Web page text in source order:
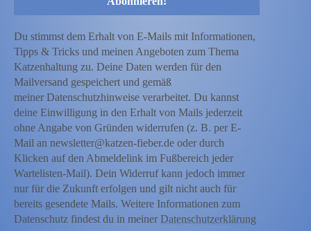
Du stimmst dem Erhalt von E-Mails mit Informationen,
Tipps & Tricks und meinen Angeboten zum Thema
Katzenhaltung zu. Deine Daten werden für den
Mailversand gespeichert und gemäß
meiner Datenschutzhinweise verarbeitet. Du kannst
deine Einwilligung in den Erhalt von Mails jederzeit
ohne Angabe von Gründen widerrufen (z. B. per E-
Mail an newsletter@katzen-fieber.de oder durch
Klicken auf den Abmeldelink im Fußbereich jeder
Wartelisten-Mail). Dein Widerruf kann jedoch immer
nur für die Zukunft erfolgen und gilt nicht auch für
bereits gesendete Mails. Weitere Informationen zum
Datenschutz findest du in meinerDatenschutzerklärung